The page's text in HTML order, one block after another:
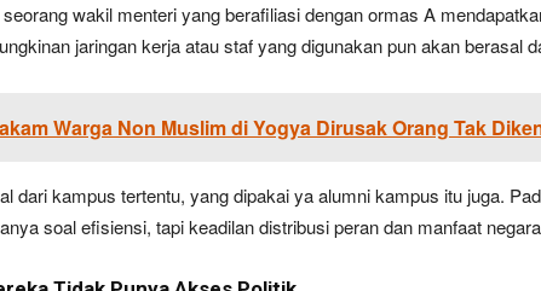
wakil menteri yang berafiliasi dengan ormas A
jaringan kerja atau staf yang digunakan pun akan berasal
Warga Non Muslim di Yogya Dirusak Orang Tak
dari kampus tertentu, yang dipakai ya alumni kampus itu juga.
soal efisiensi, tapi keadilan distribusi peran dan manfaat